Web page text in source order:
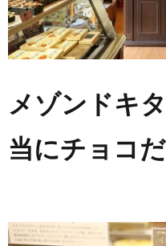
メゾンドキ
当にチョコ